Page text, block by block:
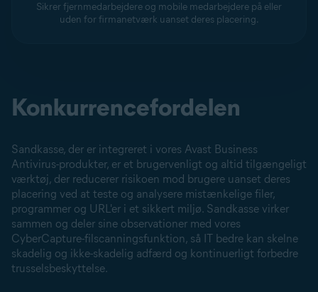
Sikrer fjernmedarbejdere og mobile medarbejdere på eller
uden for firmanetværk uanset deres placering.
Konkurrencefordelen
Sandkasse, der er integreret i vores Avast Business
Antivirus-produkter, er et brugervenligt og altid tilgængeligt
værktøj, der reducerer risikoen mod brugere uanset deres
placering ved at teste og analysere mistænkelige filer,
programmer og URL'er i et sikkert miljø. Sandkasse virker
sammen og deler sine observationer med vores
CyberCapture-filscanningsfunktion, så IT bedre kan skelne
skadelig og ikke-skadelig adfærd og kontinuerligt forbedre
trusselsbeskyttelse.